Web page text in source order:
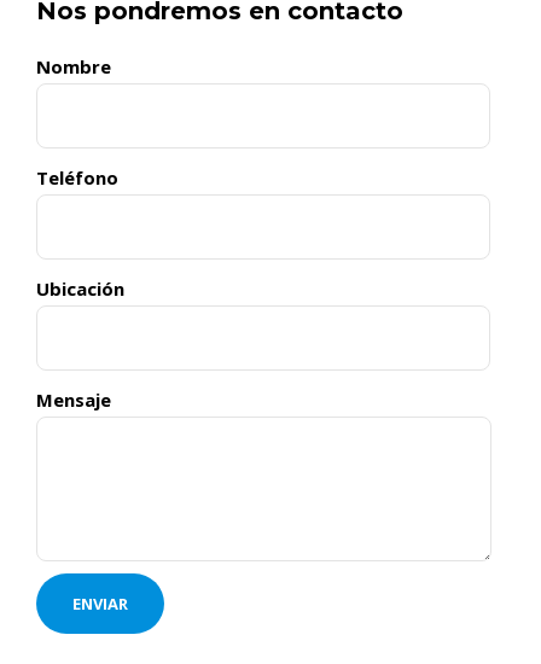
Nos pondremos en contacto
Nombre
Teléfono
Ubicación
Mensaje